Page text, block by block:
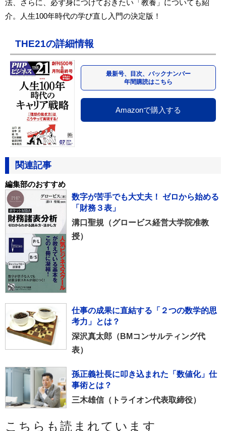
法、さらに、必ず身につけておきたい「教養」についても紹
介。人生100年時代の学び直し入門の決定版！
THE21の詳細情報
最新号、目次、バックナンバー
年間購読はこちら
Amazonで購入する
関連記事
編集部のおすすめ
数字が苦手でも大丈夫！ ゼロから始める
「財務３表」
溝口聖規（グロービス経営大学院准教
授）
仕事の成果に直結する「２つの数学的思
考力」とは？
深沢真太郎（BMコンサルティング代
表）
孫正義社長に叩き込まれた「数値化」仕
事術とは？
三木雄信（トライオン代表取締役）
こちらも読まれています